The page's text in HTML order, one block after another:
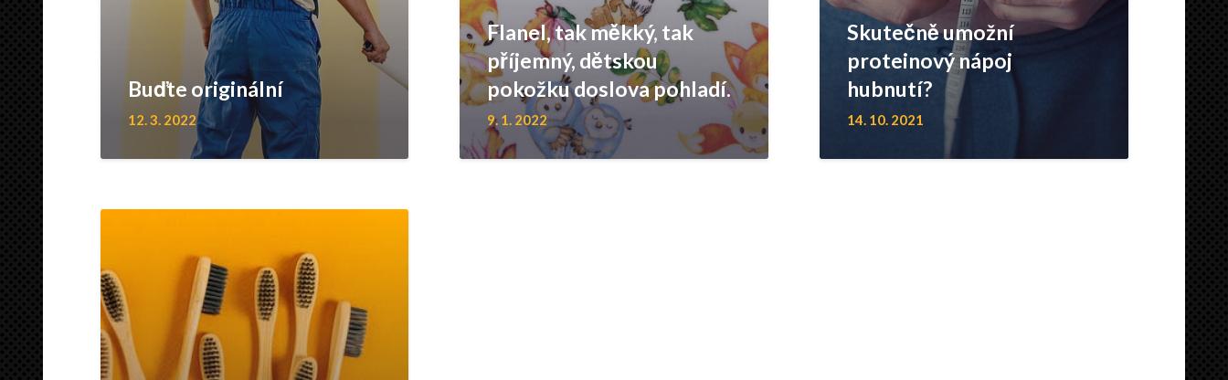
Buďte originální
12. 3. 2022
Flanel, tak měkký, tak
příjemný, dětskou
pokožku doslova pohladí.
9. 1. 2022
Skutečně umožní
proteinový nápoj
hubnutí?
14. 10. 2021